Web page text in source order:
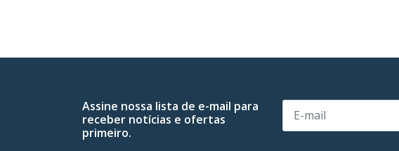
Assine nossa lista de e-mail para
receber notícias e ofertas
primeiro.